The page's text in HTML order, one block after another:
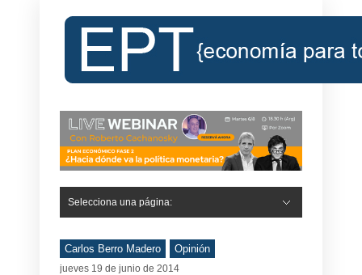
Selecciona una página:
Carlos Berro Madero Opinión
jueves 19 de junio de 2014